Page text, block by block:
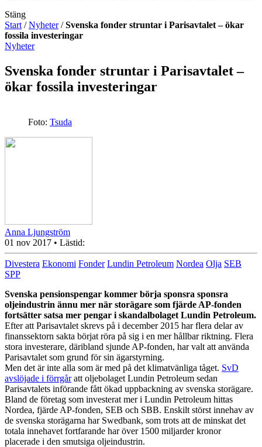
Stäng
Start /Nyheter/Svenska fonder struntar i Parisavtalet – ökar
fossila investeringar
Nyheter
Svenska fonder struntar i Parisavtalet –
ökar fossila investeringar
Foto: Tsuda
Anna Ljungström
01 nov 2017 • Lästid:
Divestera Ekonomi Fonder Lundin Petroleum Nordea Olja SEB
SPP
Svenska pensionspengar kommer börja sponsra sponsra
oljeindustrin ännu mer när storägare som fjärde AP-fonden
fortsätter satsa mer pengar i skandalbolaget Lundin Petroleum.
Efter att Parisavtalet skrevs på i december 2015 har flera delar av
finanssektorn sakta börjat röra på sig i en mer hållbar riktning. Flera
stora investerare, däribland sjunde AP-fonden, har valt att använda
Parisavtalet som grund för sin ägarstyrning.
Men det är inte alla som är med på det klimatvänliga tåget. SvD
avslöjade i förrgåratt oljebolaget Lundin Petroleum sedan
Parisavtalets införande fått ökad uppbackning av svenska storägare.
Bland de företag som investerat mer i Lundin Petroleum hittas
Nordea, fjärde AP-fonden, SEB och SBB. Enskilt störst innehav av
de svenska storägarna har Swedbank, som trots att de minskat det
totala innehavet fortfarande har över 1500 miljarder kronor
placerade i den smutsiga oljeindustrin.